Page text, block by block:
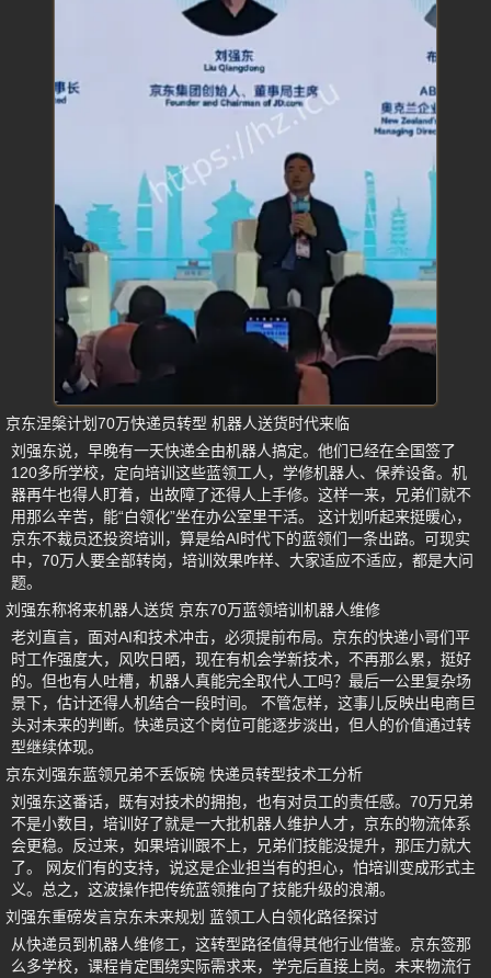
京东涅槃计划70万快递员转型 机器人送货时代来临
刘强东说，早晚有一天快递全由机器人搞定。他们已经在全国签了
120多所学校，定向培训这些蓝领工人，学修机器人、保养设备。机
器再牛也得人盯着，出故障了还得人上手修。这样一来，兄弟们就不
用那么辛苦，能“白领化”坐在办公室里干活。 这计划听起来挺暖心，
京东不裁员还投资培训，算是给AI时代下的蓝领们一条出路。可现实
中，70万人要全部转岗，培训效果咋样、大家适应不适应，都是大问
题。
刘强东称将来机器人送货 京东70万蓝领培训机器人维修
老刘直言，面对AI和技术冲击，必须提前布局。京东的快递小哥们平
时工作强度大，风吹日晒，现在有机会学新技术，不再那么累，挺好
的。但也有人吐槽，机器人真能完全取代人工吗？最后一公里复杂场
景下，估计还得人机结合一段时间。 不管怎样，这事儿反映出电商巨
头对未来的判断。快递员这个岗位可能逐步淡出，但人的价值通过转
型继续体现。
京东刘强东蓝领兄弟不丢饭碗 快递员转型技术工分析
刘强东这番话，既有对技术的拥抱，也有对员工的责任感。70万兄弟
不是小数目，培训好了就是一大批机器人维护人才，京东的物流体系
会更稳。反过来，如果培训跟不上，兄弟们技能没提升，那压力就大
了。 网友们有的支持，说这是企业担当有的担心，怕培训变成形式主
义。总之，这波操作把传统蓝领推向了技能升级的浪潮。
刘强东重磅发言京东未来规划 蓝领工人白领化路径探讨
从快递员到机器人维修工，这转型路径值得其他行业借鉴。京东签那
么多学校，课程肯定围绕实际需求来，学完后直接上岗。未来物流行